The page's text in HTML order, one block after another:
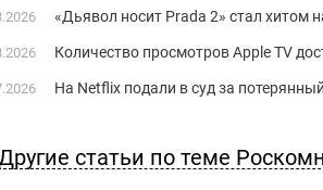
«Дьявол носит Prada 2» стал хитом
Количество просмотров Apple TV
На Netflix подали в суд за
статьи по теме